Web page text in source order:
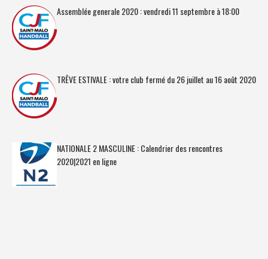
Assemblée generale 2020 : vendredi 11 septembre à 18:00
TRÊVE ESTIVALE : votre club fermé du 26 juillet au 16 août 2020
NATIONALE 2 MASCULINE : Calendrier des rencontres
2020|2021 en ligne